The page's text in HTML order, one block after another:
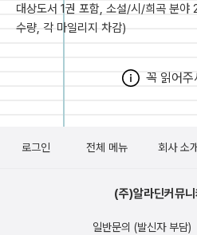
대상도서 1권 포함, 소설/시/희곡 분야
수량, 각 마일리지 차감)
꼭 읽어주
로그인 전체 메뉴 회사 소개
(주)알라딘커뮤
일반문의 (발신자 부담)